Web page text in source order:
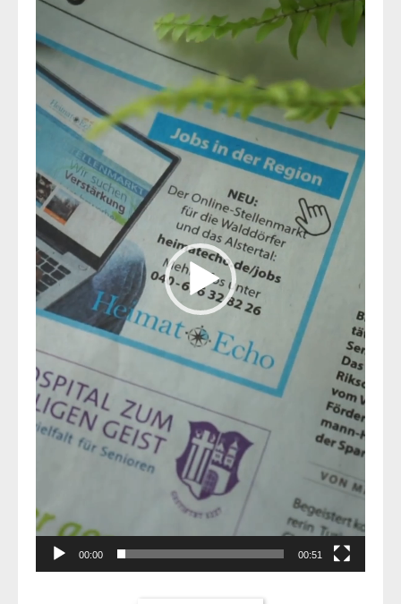
Player
00:00 00:51